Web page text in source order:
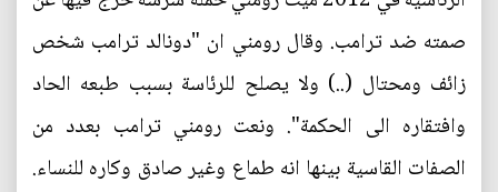
صمته ضد ترامب. وقال رومني ان "دونالد ترامب شخص
زائف ومحتال (..) ولا يصلح للرئاسة بسبب طبعه الحاد
وافتقاره الى الحكمة". ونعت رومني ترامب بعدد من
الصفات القاسية بينها انه طماع وغير صادق وكاره للنساء.